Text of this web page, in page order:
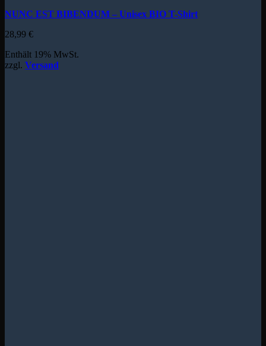
NUNC EST BIBENDUM – Unisex BIO T-Shirt
28,99 €
Enthält 19% MwSt.
zzgl. Versand